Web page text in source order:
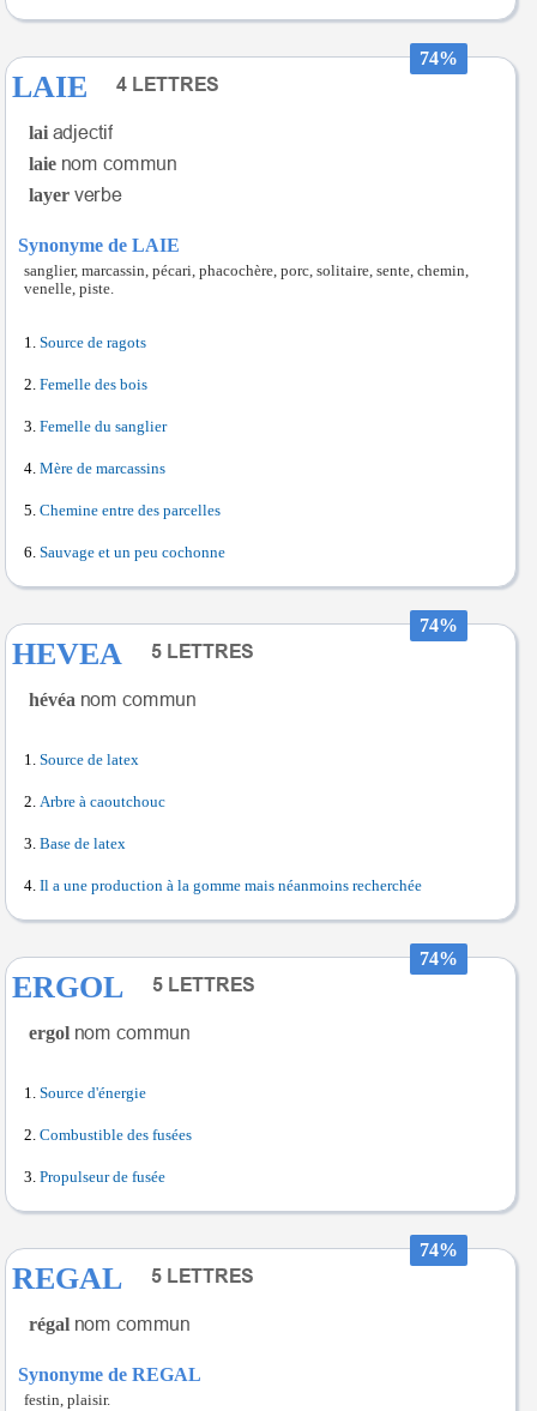
74%
LAIE
lai
laie
layer
Synonyme de LAIE
sanglier, marcassin, pécari, phacochère, porc, solitaire, sente, chemin,
venelle, piste.
Source de ragots
Femelle des bois
Femelle du sanglier
Mère de marcassins
Chemine entre des parcelles
Sauvage et un peu cochonne
74%
HEVEA
hévéa
Source de latex
Arbre à caoutchouc
Base de latex
Il a une production à la gomme mais néanmoins recherchée
74%
ERGOL
ergol
Source d'énergie
Combustible des fusées
Propulseur de fusée
74%
REGAL
régal
Synonyme de REGAL
festin, plaisir.